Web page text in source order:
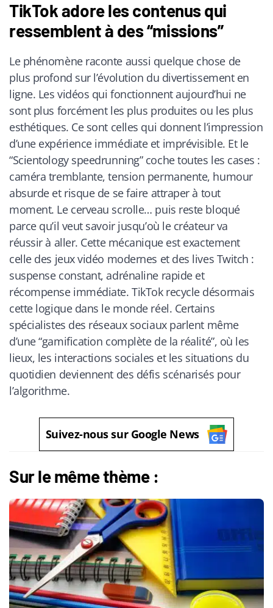
TikTok adore les contenus qui
ressemblent à des “missions”
Le phénomène raconte aussi quelque chose de
plus profond sur l’évolution du divertissement en
ligne. Les vidéos qui fonctionnent aujourd’hui ne
sont plus forcément les plus produites ou les plus
esthétiques. Ce sont celles qui donnent l’impression
d’une expérience immédiate et imprévisible. Et le
“Scientology speedrunning” coche toutes les cases :
caméra tremblante, tension permanente, humour
absurde et risque de se faire attraper à tout
moment. Le cerveau scrolle… puis reste bloqué
parce qu’il veut savoir jusqu’où le créateur va
réussir à aller. Cette mécanique est exactement
celle des jeux vidéo modernes et des lives Twitch :
suspense constant, adrénaline rapide et
récompense immédiate. TikTok recycle désormais
cette logique dans le monde réel. Certains
spécialistes des réseaux sociaux parlent même
d’une “gamification complète de la réalité”, où les
lieux, les interactions sociales et les situations du
quotidien deviennent des défis scénarisés pour
l’algorithme.
Suivez-nous sur Google News
Sur le même thème :